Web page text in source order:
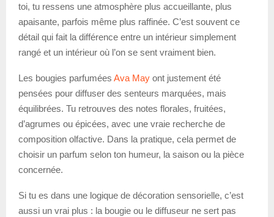
toi, tu ressens une atmosphère plus accueillante, plus
apaisante, parfois même plus raffinée. C’est souvent ce
détail qui fait la différence entre un intérieur simplement
rangé et un intérieur où l’on se sent vraiment bien.
Les bougies parfumées Ava May ont justement été
pensées pour diffuser des senteurs marquées, mais
équilibrées. Tu retrouves des notes florales, fruitées,
d’agrumes ou épicées, avec une vraie recherche de
composition olfactive. Dans la pratique, cela permet de
choisir un parfum selon ton humeur, la saison ou la pièce
concernée.
Si tu es dans une logique de décoration sensorielle, c’est
aussi un vrai plus : la bougie ou le diffuseur ne sert pas